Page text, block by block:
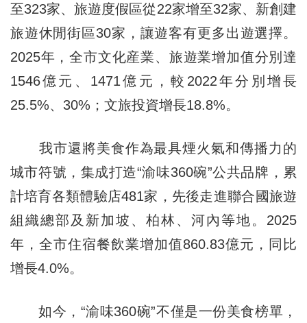
至323家、旅遊度假區從22家增至32家、新創建
旅遊休閒街區30家，讓遊客有更多出遊選擇。
2025年，全市文化産業、旅遊業增加值分別達
1546億元、1471億元，較2022年分別增長
25.5%、30%；文旅投資增長18.8%。
我市還將美食作為最具煙火氣和傳播力的
城市符號，集成打造“渝味360碗”公共品牌，累
計培育各類體驗店481家，先後走進聯合國旅遊
組織總部及新加坡、柏林、河內等地。2025
年，全市住宿餐飲業增加值860.83億元，同比
增長4.0%。
如今，“渝味360碗”不僅是一份美食榜單，